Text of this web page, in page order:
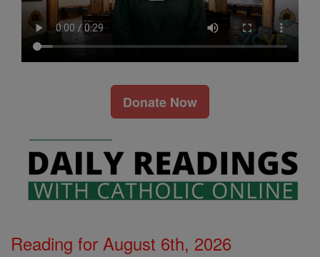
Donate Now
Reading for August 6th, 2026